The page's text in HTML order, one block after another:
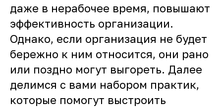
даже в нерабочее время, повышают
эффективность организации.
Однако, если организация не будет
бережно к ним относится, они рано
или поздно могут выгореть. Далее
делимся с вами набором практик,
которые помогут выстроить